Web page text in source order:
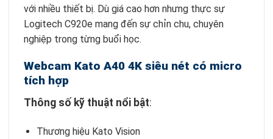
với nhiều thiết bị. Dù giá cao hơn nhưng thực sự
Logitech C920e mang đến sự chỉn chu, chuyên
nghiệp trong từng buổi học.
Webcam Kato A40 4K siêu nét có micro
tích hợp
Thông số kỹ thuật nổi bật:
Thương hiệu Kato Vision